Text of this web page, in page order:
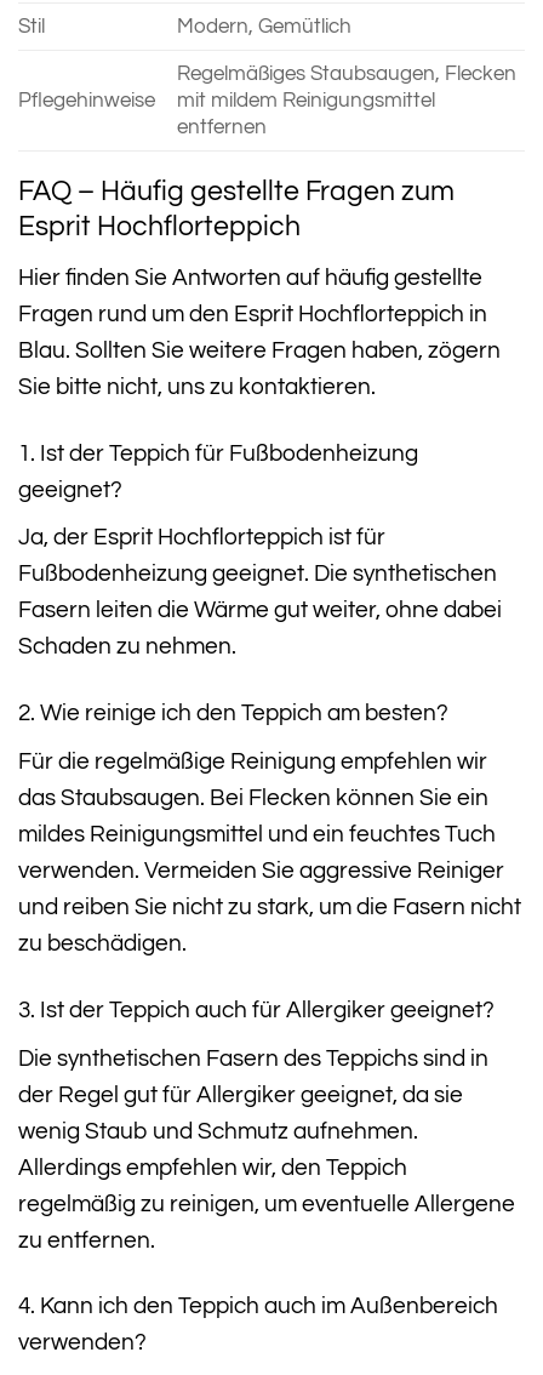
Stil Modern, Gemütlich
Pflegehinweise
Regelmäßiges Staubsaugen, Flecken
mit mildem Reinigungsmittel
entfernen
FAQ – Häufig gestellte Fragen zum
Esprit Hochflorteppich
Hier finden Sie Antworten auf häufig gestellte
Fragen rund um den Esprit Hochflorteppich in
Blau. Sollten Sie weitere Fragen haben, zögern
Sie bitte nicht, uns zu kontaktieren.
1. Ist der Teppich für Fußbodenheizung
geeignet?
Ja, der Esprit Hochflorteppich ist für
Fußbodenheizung geeignet. Die synthetischen
Fasern leiten die Wärme gut weiter, ohne dabei
Schaden zu nehmen.
2. Wie reinige ich den Teppich am besten?
Für die regelmäßige Reinigung empfehlen wir
das Staubsaugen. Bei Flecken können Sie ein
mildes Reinigungsmittel und ein feuchtes Tuch
verwenden. Vermeiden Sie aggressive Reiniger
und reiben Sie nicht zu stark, um die Fasern nicht
zu beschädigen.
3. Ist der Teppich auch für Allergiker geeignet?
Die synthetischen Fasern des Teppichs sind in
der Regel gut für Allergiker geeignet, da sie
wenig Staub und Schmutz aufnehmen.
Allerdings empfehlen wir, den Teppich
regelmäßig zu reinigen, um eventuelle Allergene
zu entfernen.
4. Kann ich den Teppich auch im Außenbereich
verwenden?